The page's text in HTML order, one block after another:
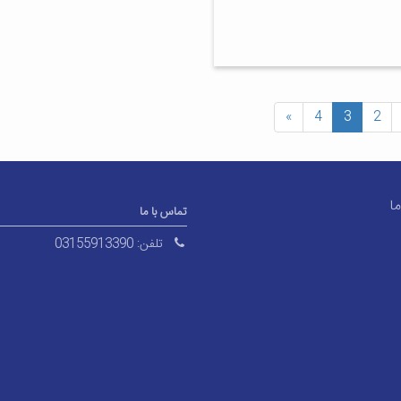
2
3
4
»
تماس با ما
تلفن: 03155913390